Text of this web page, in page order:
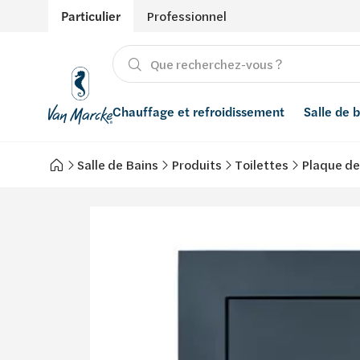
Particulier Professionnel
Chauffage et refroidissement
Chauffage
Salle de
Produits
Énergies renouvelables
Récupération de l'eau de pluie
Adoucisseurs d’eau
Salle de Bains Produits Toilettes Plaque